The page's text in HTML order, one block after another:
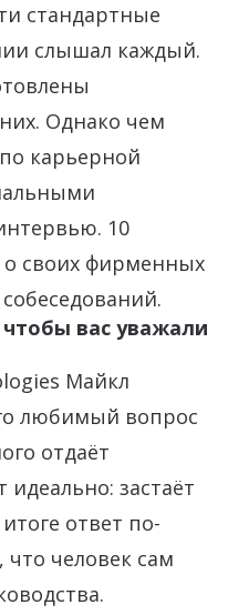
стандартные
слышал каждый.
Однако чем
карьерной
10
о своих фирменных
вас уважали
Майкл
любимый вопрос
отдаёт
застаёт
ответ по-
человек сам